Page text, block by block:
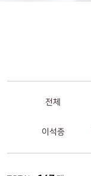
전체
이석증